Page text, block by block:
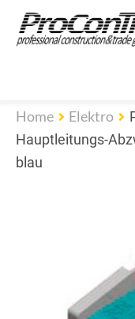
Home Elektro
Hauptleitungs-
blau